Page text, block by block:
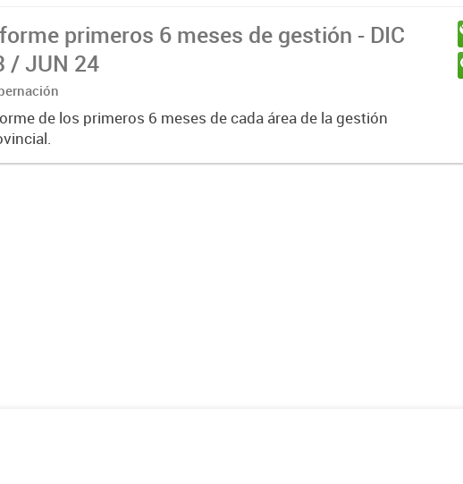
primeros 6 meses de gestión - DIC
/ JUN 24
de los primeros 6 meses de cada área de la gestión